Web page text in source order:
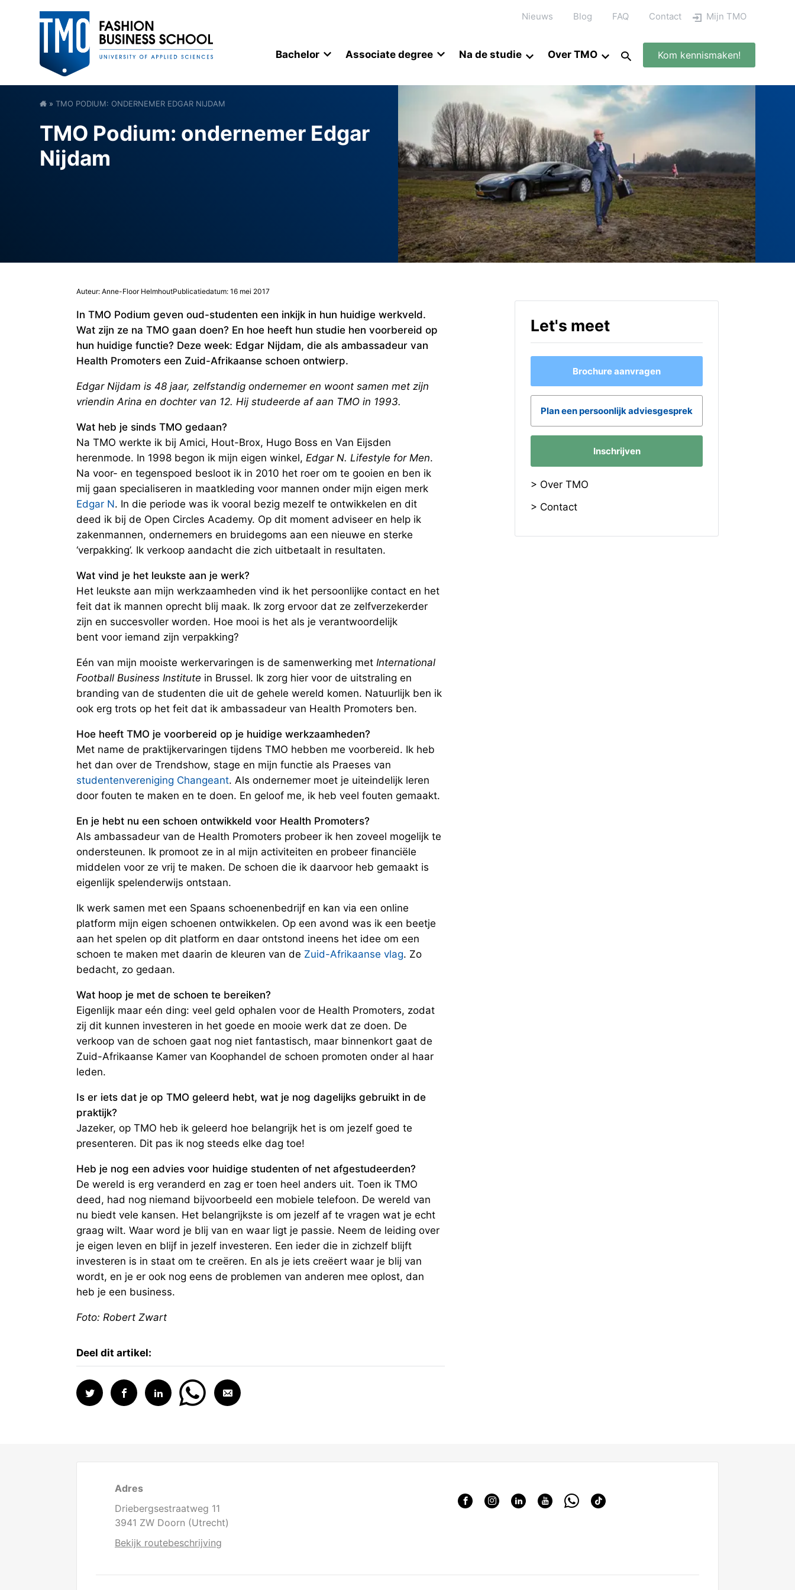
Nieuws Blog FAQ Contact Mijn TMO
Bachelor Associate degree Na de studie Over TMO Kom kennismaken!
»TMO PODIUM: ONDERNEMER EDGAR NIJDAM
TMO Podium: ondernemer Edgar
Nijdam
Auteur: Anne-Floor HelmhoutPublicatiedatum: 16 mei 2017
In TMO Podium geven oud-studenten een inkijk in hun huidige werkveld.
Wat zijn ze na TMO gaan doen? En hoe heeft hun studie hen voorbereid op
hun huidige functie? Deze week: Edgar Nijdam, die als ambassadeur van
Health Promoters een Zuid-Afrikaanse schoen ontwierp.
Edgar Nijdam is 48 jaar, zelfstandig ondernemer en woont samen met zijn
vriendin Arina en dochter van 12. Hij studeerde af aan TMO in 1993.
Wat heb je sinds TMO gedaan?
Na TMO werkte ik bij Amici, Hout-Brox, Hugo Boss en Van Eijsden
herenmode. In 1998 begon ik mijn eigen winkel, Edgar N. Lifestyle for Men.
Na voor- en tegenspoed besloot ik in 2010 het roer om te gooien en ben ik
mij gaan specialiseren in maatkleding voor mannen onder mijn eigen merk
Edgar N. In die periode was ik vooral bezig mezelf te ontwikkelen en dit
deed ik bij de Open Circles Academy. Op dit moment adviseer en help ik
zakenmannen, ondernemers en bruidegoms aan een nieuwe en sterke
‘verpakking’. Ik verkoop aandacht die zich uitbetaalt in resultaten.
Wat vind je het leukste aan je werk?
Het leukste aan mijn werkzaamheden vind ik het persoonlijke contact en het
feit dat ik mannen oprecht blij maak. Ik zorg ervoor dat ze zelfverzekerder
zijn en succesvoller worden. Hoe mooi is het als je verantwoordelijk
bent voor iemand zijn verpakking?
Eén van mijn mooiste werkervaringen is de samenwerking met International
Football Business Institute in Brussel. Ik zorg hier voor de uitstraling en
branding van de studenten die uit de gehele wereld komen. Natuurlijk ben ik
ook erg trots op het feit dat ik ambassadeur van Health Promoters ben.
Hoe heeft TMO je voorbereid op je huidige werkzaamheden?
Met name de praktijkervaringen tijdens TMO hebben me voorbereid. Ik heb
het dan over de Trendshow, stage en mijn functie als Praeses van
studentenvereniging Changeant. Als ondernemer moet je uiteindelijk leren
door fouten te maken en te doen. En geloof me, ik heb veel fouten gemaakt.
En je hebt nu een schoen ontwikkeld voor Health Promoters?
Als ambassadeur van de Health Promoters probeer ik hen zoveel mogelijk te
ondersteunen. Ik promoot ze in al mijn activiteiten en probeer financiële
middelen voor ze vrij te maken. De schoen die ik daarvoor heb gemaakt is
eigenlijk spelenderwijs ontstaan.
Ik werk samen met een Spaans schoenenbedrijf en kan via een online
platform mijn eigen schoenen ontwikkelen. Op een avond was ik een beetje
aan het spelen op dit platform en daar ontstond ineens het idee om een
schoen te maken met daarin de kleuren van de Zuid-Afrikaanse vlag. Zo
bedacht, zo gedaan.
Wat hoop je met de schoen te bereiken?
Eigenlijk maar eén ding: veel geld ophalen voor de Health Promoters, zodat
zij dit kunnen investeren in het goede en mooie werk dat ze doen. De
verkoop van de schoen gaat nog niet fantastisch, maar binnenkort gaat de
Zuid-Afrikaanse Kamer van Koophandel de schoen promoten onder al haar
leden.
Is er iets dat je op TMO geleerd hebt, wat je nog dagelijks gebruikt in de
praktijk?
Jazeker, op TMO heb ik geleerd hoe belangrijk het is om jezelf goed te
presenteren. Dit pas ik nog steeds elke dag toe!
Heb je nog een advies voor huidige studenten of net afgestudeerden?
De wereld is erg veranderd en zag er toen heel anders uit. Toen ik TMO
deed, had nog niemand bijvoorbeeld een mobiele telefoon. De wereld van
nu biedt vele kansen. Het belangrijkste is om jezelf af te vragen wat je echt
graag wilt. Waar word je blij van en waar ligt je passie. Neem de leiding over
je eigen leven en blijf in jezelf investeren. Een ieder die in zichzelf blijft
investeren is in staat om te creëren. En als je iets creëert waar je blij van
wordt, en je er ook nog eens de problemen van anderen mee oplost, dan
heb je een business.
Foto: Robert Zwart
Deel dit artikel:
Let's meet
Brochure aanvragen
Plan een persoonlijk adviesgesprek
Inschrijven
> Over TMO
> Contact
Adres
Driebergsestraatweg 11
3941 ZW Doorn (Utrecht)
Bekijk routebeschrijving